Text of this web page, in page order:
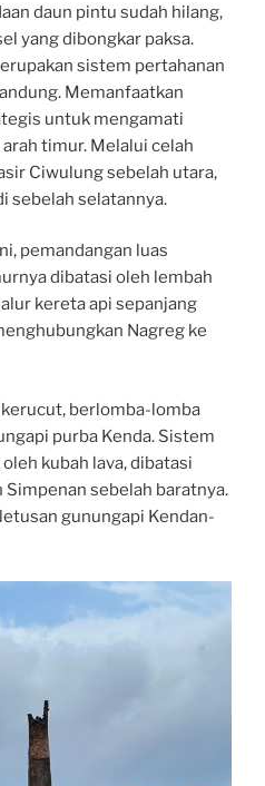
daun pintu sudah hilang,
yang dibongkar paksa.
sistem pertahanan
Memanfaatkan
untuk mengamati
timur. Melalui celah
Ciwulung sebelah utara,
sebelah selatannya.
pemandangan luas
dibatasi oleh lembah
kereta api sepanjang
Nagreg ke
berlomba-lomba
purba Kenda. Sistem
kubah lava, dibatasi
Simpenan sebelah baratnya.
gunungapi Kendan-